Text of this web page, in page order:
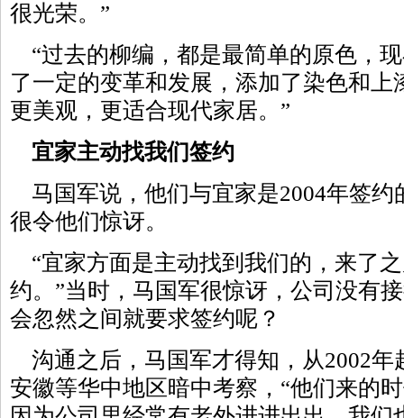
很光荣。”
“过去的柳编，都是最简单的原色，
了一定的变革和发展，添加了染色和
更美观，更适合现代家居。”
宜家主动找我们签约
马国军说，他们与宜家是2004年签约
很令他们惊讶。
“宜家方面是主动找到我们的，来了
约。”当时，马国军很惊讶，公司没有
会忽然之间就要求签约呢？
沟通之后，马国军才得知，从2002年
安徽等华中地区暗中考察，“他们来的